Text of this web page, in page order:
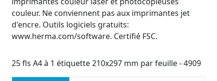
couleur. Ne conviennent pas aux imprimantes jet
d'encre. Outils logiciels gratuits:
www.herma.com/software. Certifié FSC.
25 fls A4 à 1 étiquette 210x297 mm par feuille - 4909